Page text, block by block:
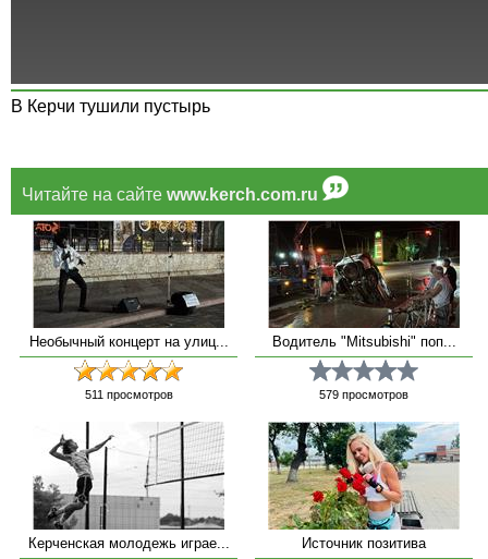
В Керчи тушили пустырь
Читайте на сайте www.kerch.com.ru
Необычный концерт на улиц...
511 просмотров
Водитель "Mitsubishi" поп...
579 просмотров
Керченская молодежь играе... Источник позитива